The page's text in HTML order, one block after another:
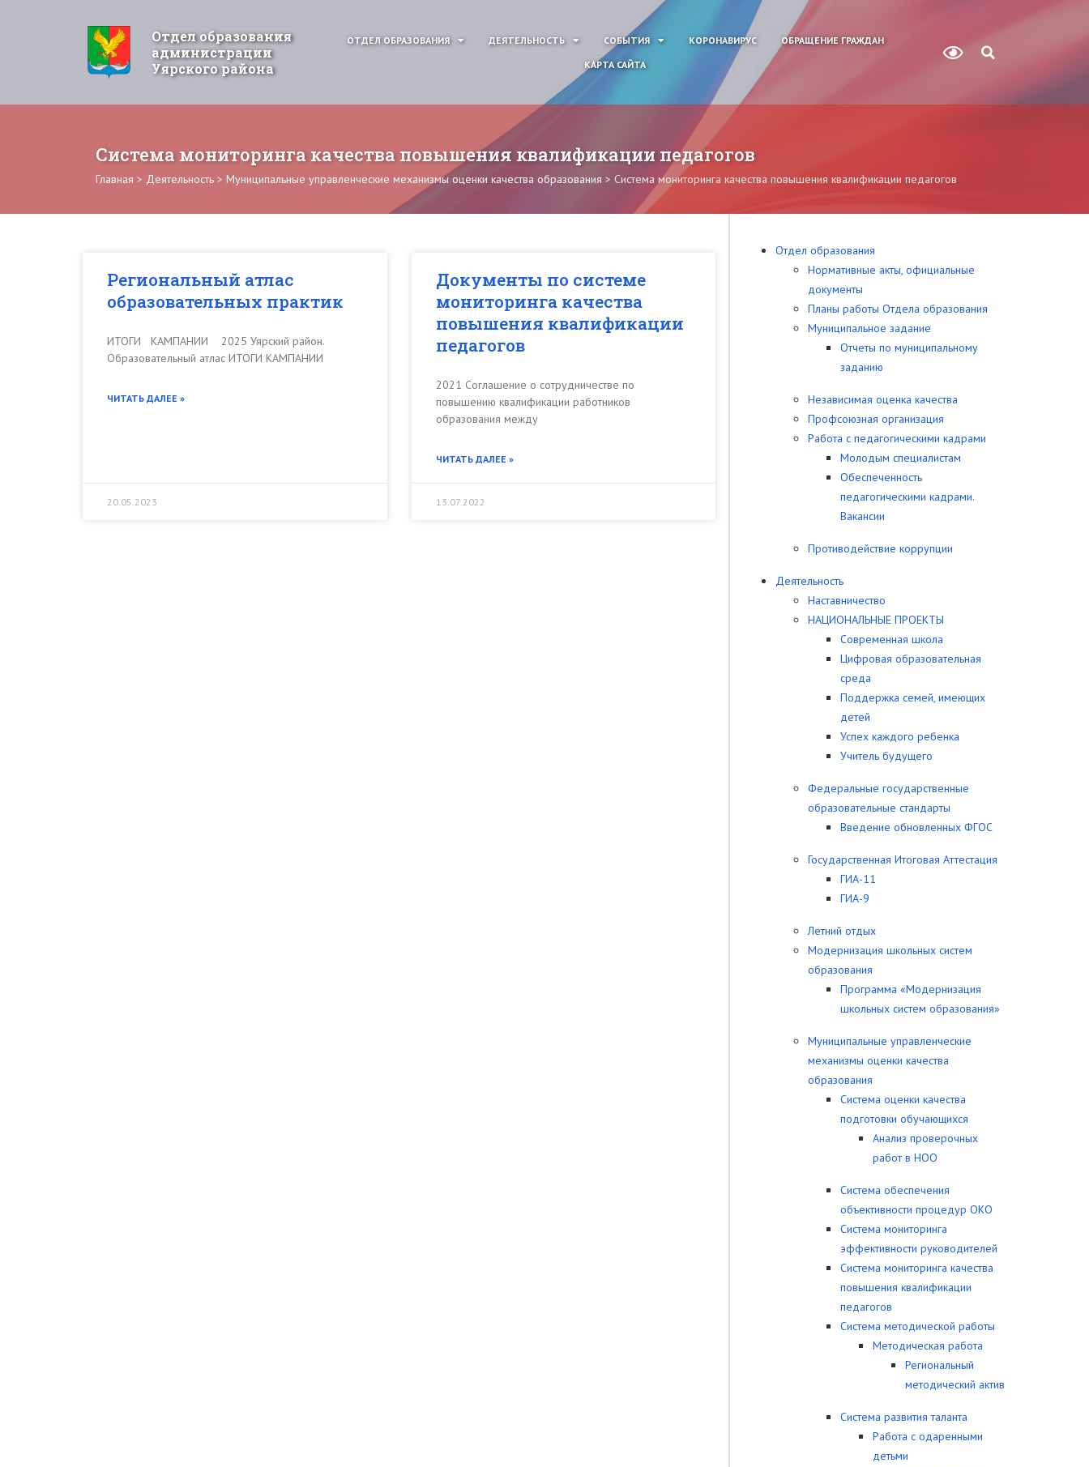
Отдел образования
администрации
Уярского района
ОТДЕЛ ОБРАЗОВАНИЯ ДЕЯТЕЛЬНОСТЬ СОБЫТИЯ КОРОНАВИРУС
ОБРАЩЕНИЕ ГРАЖДАН
КАРТА САЙТА
Система мониторинга качества повышения квалификации педагогов
Главная > Деятельность > Муниципальные управленческие механизмы оценки качества образования > Система мониторинга качества повышения квалификации педагогов
Региональный атлас
образовательных практик
ИТОГИ КАМПАНИИ 2025 Уярский район.
Образовательный атлас ИТОГИ КАМПАНИИ
ЧИТАТЬ ДАЛЕЕ »
20.05.2023
Документы по системе
мониторинга качества
повышения квалификации
педагогов
2021 Соглашение о сотрудничестве по
повышению квалификации работников
образования между
ЧИТАТЬ ДАЛЕЕ »
13.07.2022
Отдел образования
Нормативные акты, официальные
документы
Планы работы Отдела образования
Муниципальное задание
Отчеты по муниципальному
заданию
Независимая оценка качества
Профсоюзная организация
Работа с педагогическими кадрами
Молодым специалистам
Обеспеченность
педагогическими кадрами.
Вакансии
Противодействие коррупции
Деятельность
Наставничество
НАЦИОНАЛЬНЫЕ ПРОЕКТЫ
Современная школа
Цифровая образовательная
среда
Поддержка семей, имеющих
детей
Успех каждого ребенка
Учитель будущего
Федеральные государственные
образовательные стандарты
Введение обновленных ФГОС
Государственная Итоговая Аттестация
ГИА-11
ГИА-9
Летний отдых
Модернизация школьных систем
образования
Программа «Модернизация
школьных систем образования»
Муниципальные управленческие
механизмы оценки качества
образования
Система оценки качества
подготовки обучающихся
Анализ проверочных
работ в НОО
Система обеспечения
объективности процедур ОКО
Система мониторинга
эффективности руководителей
Система мониторинга качества
повышения квалификации
педагогов
Система методической работы
Методическая работа
Региональный
методический актив
Система развития таланта
Работа с одаренными
детьми